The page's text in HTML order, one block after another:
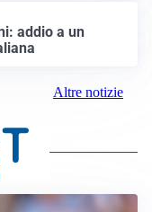
addio a un
Altre notizie